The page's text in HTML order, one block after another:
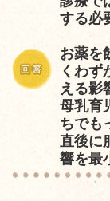
する必
お薬を
くわず
える影
母乳育
ちでも
直後に
響を最